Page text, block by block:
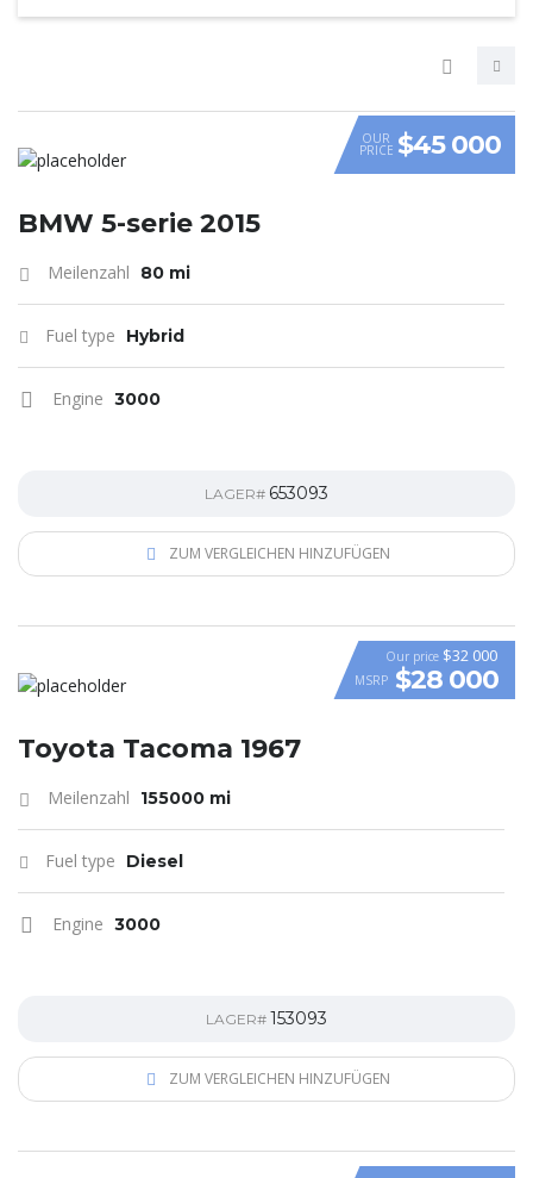
VIDEO
OUR
PRICE $45 000
BMW 5-serie 2015
Meilenzahl 80 mi
Fuel type Hybrid
Engine 3000
LAGER# 653093
ZUM VERGLEICHEN HINZUFÜGEN
Our price $32 000
MSRP $28 000
Toyota Tacoma 1967
Meilenzahl 155000 mi
Fuel type Diesel
Engine 3000
LAGER# 153093
ZUM VERGLEICHEN HINZUFÜGEN